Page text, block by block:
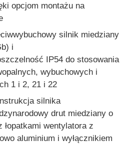
opcjom montażu na
silnik miedziany
i
IP54 do stosowania
wybuchowych i
1 i 2, 21 i 22
silnika
drut miedziany o
wentylatora z
aluminium i wyłącznikiem